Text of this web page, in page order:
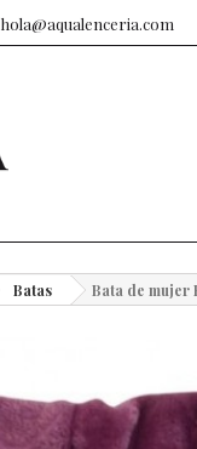
hola@aqualenceria.com
Batas Bata de mujer